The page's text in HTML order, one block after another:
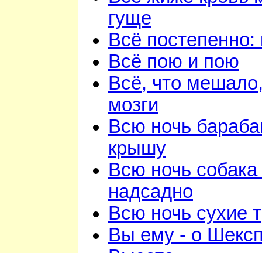
гуще
Всё постепенно:
Всё пою и пою
Всё, что
мозги
Всю ночь
крышу
Всю ночь
надсадно
Всю ночь сухие
Вы ему - о